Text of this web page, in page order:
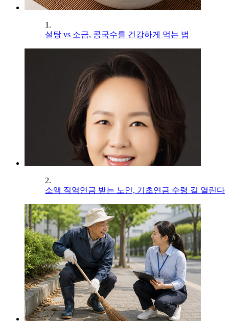
1.
설탕 vs 소금, 콩국수를 건강하게 먹는 법
2.
소액 직역연금 받는 노인, 기초연금 수령 길 열린다